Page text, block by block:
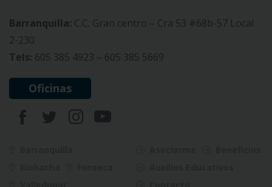
Barranquilla: C.C. Gran centro – Cra 53 #68b-57 Local
2-230
Tels: 605 385 4923 – 605 385 5669
Oficinas